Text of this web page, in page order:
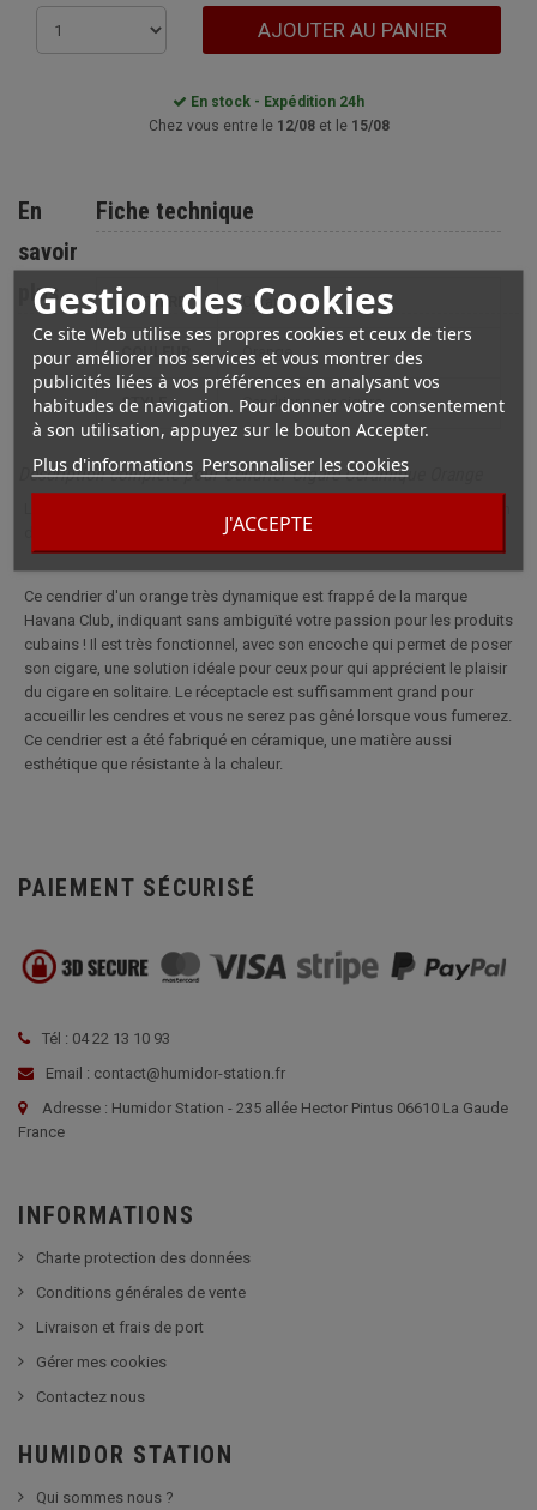
Gestion des Cookies
Ce site Web utilise ses propres cookies et ceux de tiers
pour améliorer nos services et vous montrer des
publicités liées à vos préférences en analysant vos
habitudes de navigation. Pour donner votre consentement
à son utilisation, appuyez sur le bouton Accepter.
Plus d'informations Personnaliser les cookies
J'ACCEPTE
AJOUTER AU PANIER
En stock - Expédition 24h
Chez vous entre le 12/08et le 15/08
Fiche technique
MATIÈRE Céramique
COULEUR Orange
STYLE cendrier pour cigare
En
savoir
plus
Description complète pour Cendrier Cigare Céramique Orange
dans votre salon ou votre fumoir.
Ce cendrier d'un orange très dynamique est frappé de la marque
Havana Club, indiquant sans ambiguïté votre passion pour les produits
cubains ! Il est très fonctionnel, avec son encoche qui permet de poser
son cigare, une solution idéale pour ceux pour qui apprécient le plaisir
du cigare en solitaire. Le réceptacle est suffisamment grand pour
accueillir les cendres et vous ne serez pas gêné lorsque vous fumerez.
Ce cendrier est a été fabriqué en céramique, une matière aussi
esthétique que résistante à la chaleur.
PAIEMENT SÉCURISÉ
Tél : 04 22 13 10 93
Email : contact@humidor-station.fr
Adresse : Humidor Station - 235 allée Hector Pintus 06610 La Gaude
France
INFORMATIONS
Charte protection des données
Conditions générales de vente
Livraison et frais de port
Gérer mes cookies
Contactez nous
HUMIDOR STATION
Qui sommes nous ?